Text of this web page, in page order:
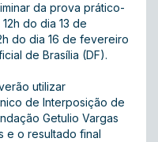
da prova prático-
do dia 13 de
do dia 16 de fevereiro
de Brasília (DF).
utilizar
de Interposição de
Getulio Vargas
e o resultado final